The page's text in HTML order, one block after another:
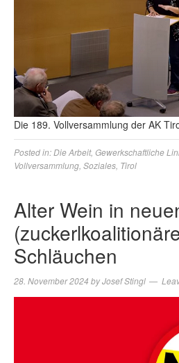
Die 189. Vollversammlung der AK
Posted in:Die Arbeit, Gewerkschaftliche
Vollversammlung Soziales Tirol
Alter Wein in
Schläuchen
28. November 2024 byJosef Stingl